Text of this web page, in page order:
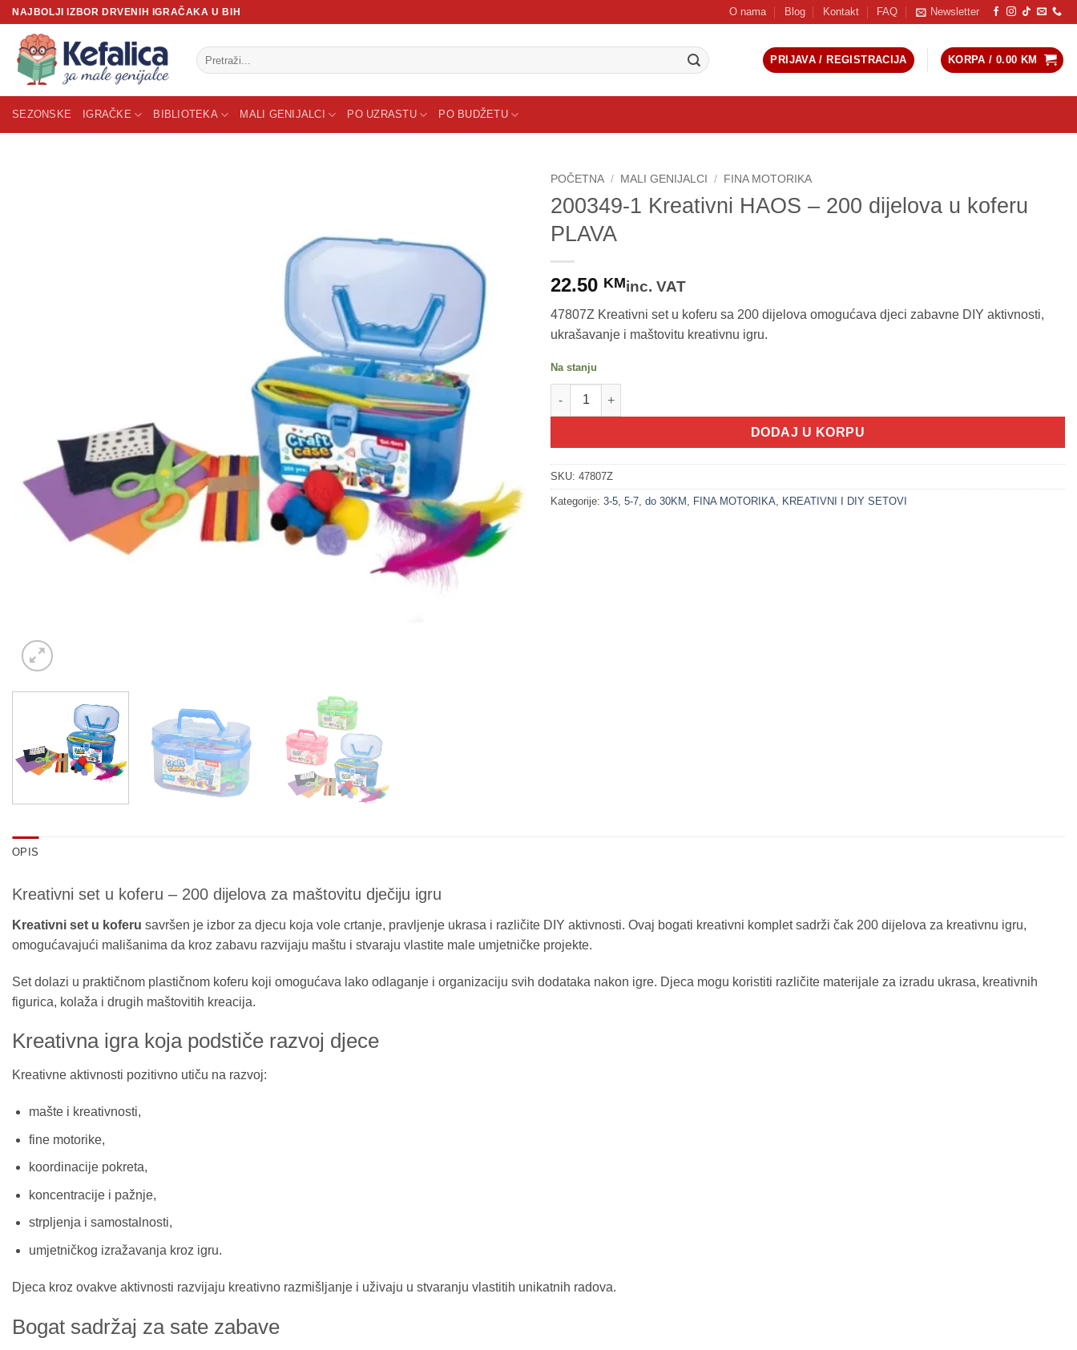
Skip
content
NAJBOLJI IZBOR DRVENIH IGRAČAKA U BIH O nama Blog Kontakt FAQ Newsletter
Pretraži:
PRIJAVA / REGISTRACIJA KORPA / 0.00 KM
SEZONSKE IGRAČKE BIBLIOTEKA MALI GENIJALCI PO UZRASTU PO BUDŽETU
POČETNA / MALI GENIJALCI / FINA MOTORIKA
200349-1 Kreativni HAOS – 200 dijelova u koferu
PLAVA
22.50 KMinc. VAT
47807Z Kreativni set u koferu sa 200 dijelova omogućava djeci zabavne DIY aktivnosti,
ukrašavanje i maštovitu kreativnu igru.
Na stanju
200349-1 Kreativni HAOS - 200 dijelova u koferu PLAVA količina
DODAJ U KORPU
SKU: 47807Z
Kategorije: 3-5, 5-7, do 30KM , FINA MOTORIKA, KREATIVNI I DIY SETOVI
OPIS
Kreativni set u koferu – 200 dijelova za maštovitu dječiju igru
Kreativni set u koferu savršen je izbor za djecu koja vole crtanje, pravljenje ukrasa i različite DIY aktivnosti. Ovaj bogati kreativni komplet sadrži čak 200 dijelova za kreativnu igru,
omogućavajući mališanima da kroz zabavu razvijaju maštu i stvaraju vlastite male umjetničke projekte.
Set dolazi u praktičnom plastičnom koferu koji omogućava lako odlaganje i organizaciju svih dodataka nakon igre. Djeca mogu koristiti različite materijale za izradu ukrasa, kreativnih
figurica, kolaža i drugih maštovitih kreacija.
Kreativna igra koja podstiče razvoj djece
Kreativne aktivnosti pozitivno utiču na razvoj:
mašte i kreativnosti,
fine motorike,
koordinacije pokreta,
koncentracije i pažnje,
strpljenja i samostalnosti,
umjetničkog izražavanja kroz igru.
Djeca kroz ovakve aktivnosti razvijaju kreativno razmišljanje i uživaju u stvaranju vlastitih unikatnih radova.
Bogat sadržaj za sate zabave